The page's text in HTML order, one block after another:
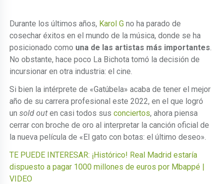
Durante los últimos años, Karol G no ha parado de
cosechar éxitos en el mundo de la música, donde se ha
posicionado como una de las artistas más importantes
No obstante, hace poco La Bichota tomó la decisión de
incursionar en otra industria: el cine.
Si bien la intérprete de «Gatúbela» acaba de tener el mejor
año de su carrera profesional este 2022, en el que logró
unsold out en casi todos susconciertos, ahora piensa
cerrar con broche de oro al interpretar la canción oficial de
la nueva película de «El gato con botas: el último deseo».
TE PUEDE INTERESAR: ¡Histórico! Real Madrid estaría
dispuesto a pagar 1000 millones de euros por Mbappé |
VIDEO